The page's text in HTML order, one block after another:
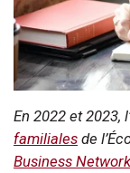
En 2022 et 2023, l’
familiales de
Business Network